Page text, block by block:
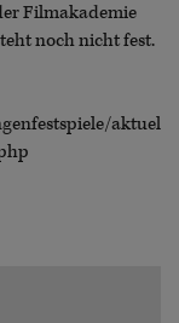
Filmakademie
noch nicht fest.
aktuel